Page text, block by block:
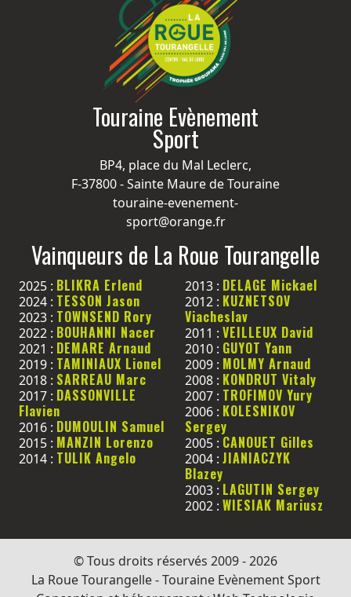
Touraine Evènement
Sport
BP4, place du Mal Leclerc,
F-37800 - Sainte Maure de Touraine
touraine-evenement-
sport@orange.fr
Vainqueurs de La Roue Tourangelle
2025 : BLIKRA Erlend
2024 : TESSON Jason
2023 : TOWNSEND Rory
2022 : BOUHANNI Nacer
2021 : DEMARE Arnaud
2019 : TAMINIAUX Lionel
2018 : SARREAU Marc
2017 : DASSONVILLE
Flavien
2016 : DUMOULIN Samuel
2015 : MANZIN Lorenzo
2014 : TULIK Angelo
2013 : DELAGE Mickael
2012 : KUZNETSOV
Viacheslav
2011 : VEILLEUX David
2010 : GUYOT Yann
2009 : MOLMY Arnaud
2008 : KONDRUT Vitaly
2007 : TROFIMOV Yury
2006 : KOLESNIKOV
Sergey
2005 : CANOUET Gilles
2004 : JIANIACZYK
Blazey
2003 : LAGUTIN Sergey
2002 : WIESIAK Mariusz
© Tous droits réservés 2009 - 2026
La Roue Tourangelle - Touraine Evènement Sport